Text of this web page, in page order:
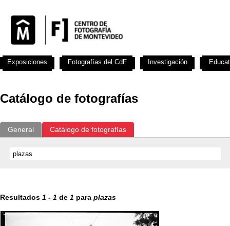
Catálogo de fotografías
General Catálogo de fotografías
Resultados 1 - 1 de 1 para plazas
Exposiciones Fotografías del CdF Investigación